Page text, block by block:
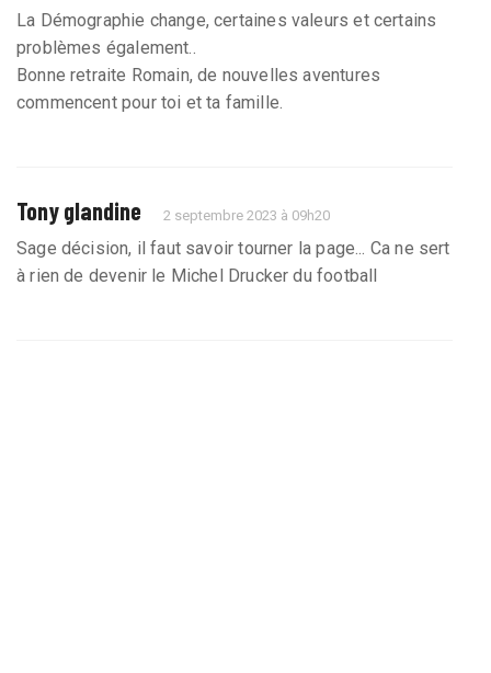
La Démographie change, certaines valeurs et certains
problèmes également..
Bonne retraite Romain, de nouvelles aventures
commencent pour toi et ta famille.
Tony glandine 2 septembre 2023 à 09h20
Sage décision, il faut savoir tourner la page... Ca ne sert
à rien de devenir le Michel Drucker du football